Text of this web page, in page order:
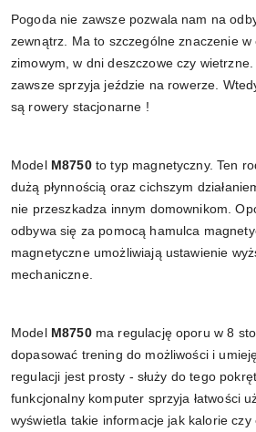
Pogoda nie zawsze pozwala nam na
zewnątrz. Ma to szczególne znaczenie w
zimowym, w dni deszczowe czy
zawsze sprzyja jeździe na rowerze.
są rowery stacjonarne !
Model M8750 to typ magnetyczny. Ten
dużą płynnością oraz cichszym
nie przeszkadza innym domownikom.
odbywa się za pomocą hamulca
magnetyczne umożliwiają ustawienie
mechaniczne.
Model M8750 ma regulację oporu w 8
dopasować trening do możliwości i
regulacji jest prosty - służy do tego
funkcjonalny komputer sprzyja łatwości
wyświetla takie informacje jak kalorie czy